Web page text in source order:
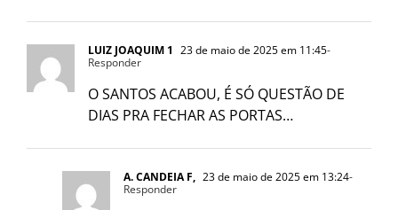
LUIZ JOAQUIM 1 23 de maio de 2025 em 11:45-
Responder
O SANTOS ACABOU, É SÓ QUESTÃO DE
DIAS PRA FECHAR AS PORTAS…
A. CANDEIA F, 23 de maio de 2025 em 13:24-
Responder